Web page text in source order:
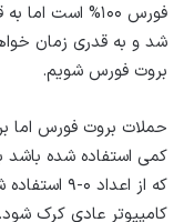
فورس ۱۰۰% است
شد و به قدری زمان
بروت فورس شویم.
حملات بروت فورس اما
که از
کامپیوتر عادی کرک